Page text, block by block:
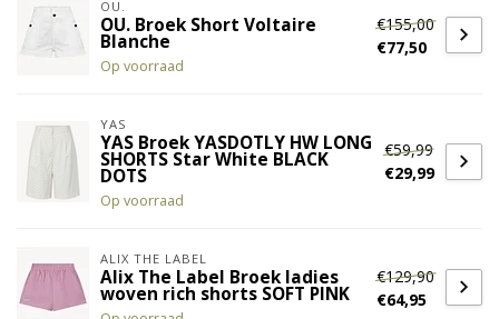
OU.
OU. Broek Short Voltaire
Blanche
Op voorraad
€155,00
€77,50
YAS
YAS Broek YASDOTLY HW LONG
SHORTS Star White BLACK
DOTS
Op voorraad
€59,99
€29,99
ALIX THE LABEL
Alix The Label Broek ladies
woven rich shorts SOFT PINK
€129,90
€64,95